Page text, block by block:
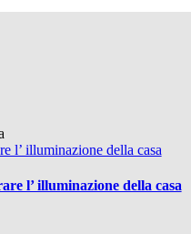
l’ illuminazione della casa
l’ illuminazione della casa